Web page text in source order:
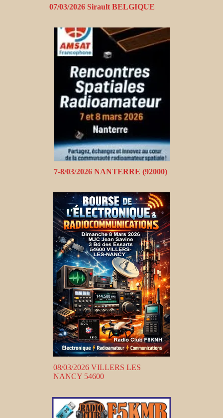
07/03/2026 Sirault BELGIQUE
7-8/03/2026 NANTERRE (92000)
08/03/2026 VILLERS LES
NANCY 54600